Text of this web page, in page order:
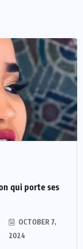
qui porte ses
OCTOBER 7,
2024